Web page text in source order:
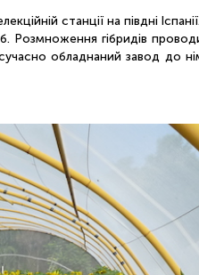
станції на півдні
гібридів
обладнаний завод до